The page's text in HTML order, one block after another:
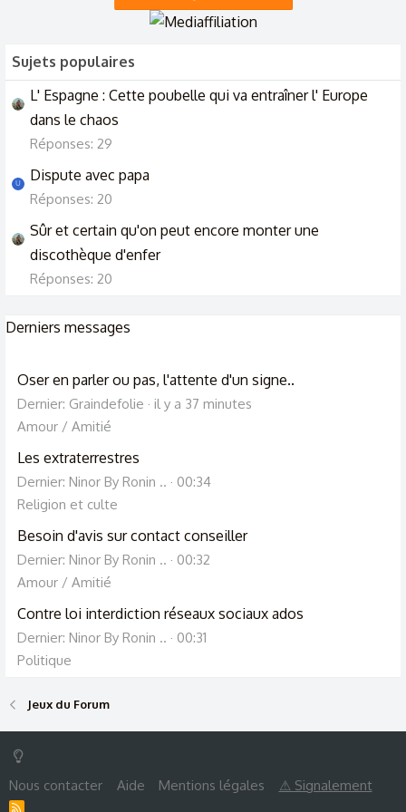
Sujets populaires
L' Espagne : Cette poubelle qui va entraîner l' Europe
dans le chaos
Réponses: 29
U Dispute avec papa
Réponses: 20
Sûr et certain qu'on peut encore monter une
discothèque d'enfer
Réponses: 20
Derniers messages
Oser en parler ou pas, l'attente d'un signe..
Dernier: Graindefolie
il y a 37 minutes
Amour / Amitié
Les extraterrestres
Dernier: Ninor By Ronin ..
00:34
Religion et culte
Besoin d'avis sur contact conseiller
Dernier: Ninor By Ronin ..
00:32
Amour / Amitié
Contre loi interdiction réseaux sociaux ados
Dernier: Ninor By Ronin ..
00:31
Politique
Jeux du Forum
Nous contacter Aide Mentions légales ⚠ Signalement